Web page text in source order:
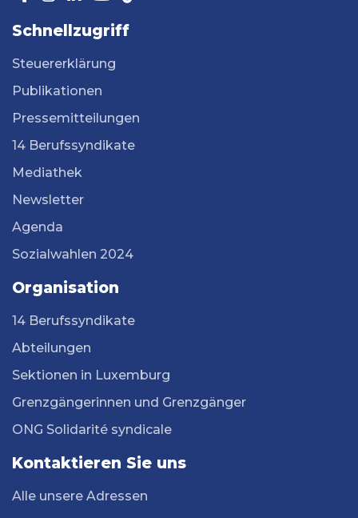
Schnellzugriff
Steuererklärung
Publikationen
Pressemitteilungen
14 Berufssyndikate
Mediathek
Newsletter
Agenda
Sozialwahlen 2024
Organisation
14 Berufssyndikate
Abteilungen
Sektionen in Luxemburg
Grenzgängerinnen und Grenzgänger
ONG Solidarité syndicale
Kontaktieren Sie uns
Alle unsere Adressen